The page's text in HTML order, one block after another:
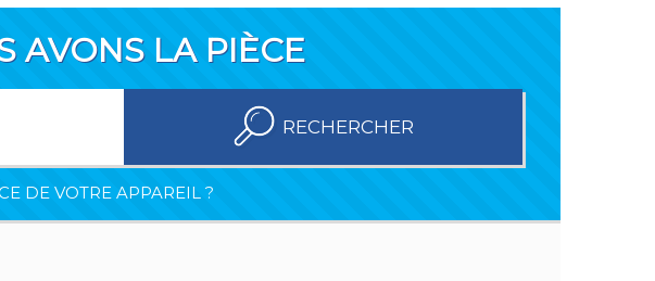
AVONS LA PIÈCE
RECHERCHER
DE VOTRE APPAREIL ?